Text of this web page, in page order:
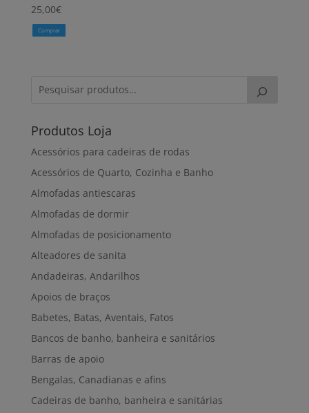
25,00€
Comprar
Produtos Loja
Acessórios para cadeiras de rodas
Acessórios de Quarto, Cozinha e Banho
Almofadas antiescaras
Almofadas de dormir
Almofadas de posicionamento
Alteadores de sanita
Andadeiras, Andarilhos
Apoios de braços
Babetes, Batas, Aventais, Fatos
Bancos de banho, banheira e sanitários
Barras de apoio
Bengalas, Canadianas e afins
Cadeiras de banho, banheira e sanitárias